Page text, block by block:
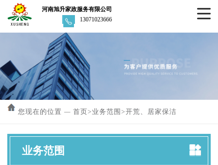
河南旭升家政服务有限公司
13071023666
您现在的位置 — 首页> 业务范围 >开荒、居家保洁
业务范围